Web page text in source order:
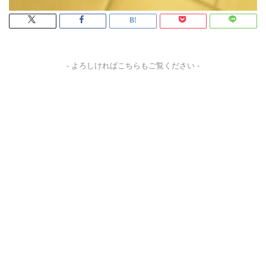
- よろしければこちらもご覧ください -